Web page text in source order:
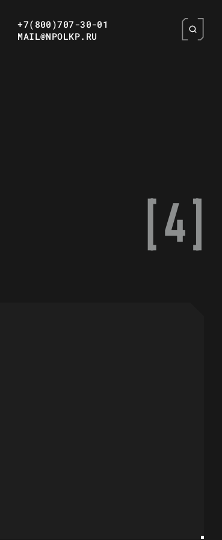
+7(800)707-30-01
MAIL@NPOLKP.RU
[ 4 ]